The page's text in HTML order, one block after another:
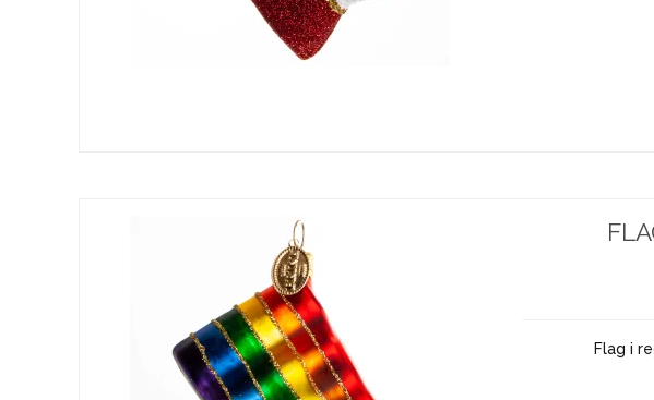
Flag i